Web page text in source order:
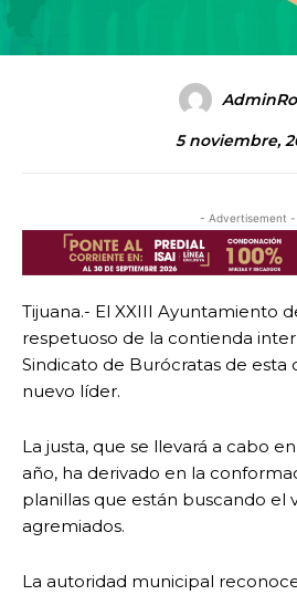
5 noviembre,
- Advertisement -
Tijuana.- El XXIII Ayuntamiento
respetuoso de la contienda
Sindicato de Burócratas de esta
nuevo líder.
La justa, que se llevará a cabo
año, ha derivado en la
planillas que están buscando el
agremiados.
La autoridad municipal